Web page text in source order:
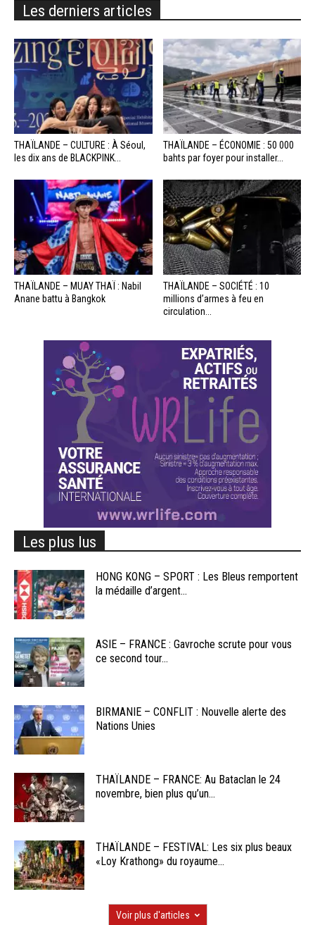
Les derniers articles
THAÏLANDE – CULTURE : À Séoul,
les dix ans de BLACKPINK...
THAÏLANDE – ÉCONOMIE : 50 000
bahts par foyer pour installer...
THAÏLANDE – MUAY THAÏ : Nabil
Anane battu à Bangkok
THAÏLANDE – SOCIÉTÉ : 10
millions d’armes à feu en
circulation...
Les plus lus
HONG KONG – SPORT : Les Bleus remportent
la médaille d’argent...
ASIE – FRANCE : Gavroche scrute pour vous
ce second tour...
BIRMANIE – CONFLIT : Nouvelle alerte des
Nations Unies
THAÏLANDE – FRANCE: Au Bataclan le 24
novembre, bien plus qu’un...
THAÏLANDE – FESTIVAL: Les six plus beaux
«Loy Krathong» du royaume...
Voir plus d'articles